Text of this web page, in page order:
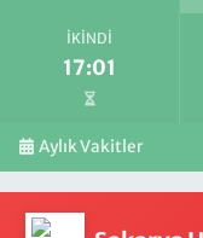
İKINDI
17:01
Aylık Vakitler